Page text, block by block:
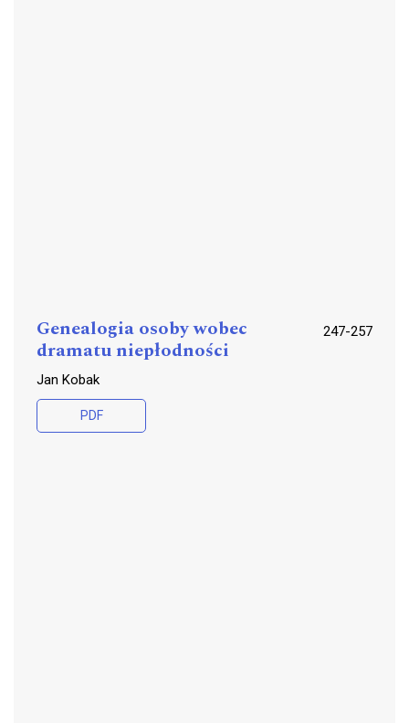
Genealogia osoby wobec
dramatu niepłodności
247-257
Jan Kobak
PDF